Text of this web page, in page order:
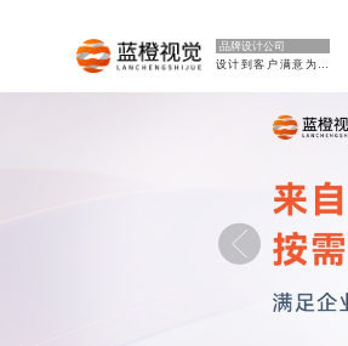
品牌设计公司
设计到客户满意为止